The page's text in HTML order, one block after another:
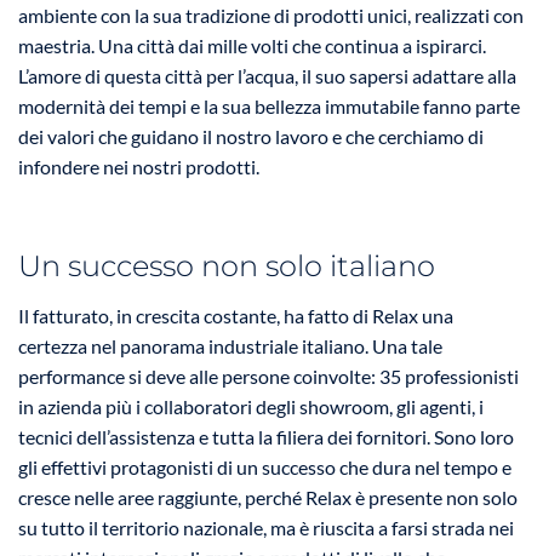
ambiente con la sua tradizione di prodotti unici, realizzati con
maestria. Una città dai mille volti che continua a ispirarci.
L’amore di questa città per l’acqua, il suo sapersi adattare alla
modernità dei tempi e la sua bellezza immutabile fanno parte
dei valori che guidano il nostro lavoro e che cerchiamo di
infondere nei nostri prodotti.
Un successo non solo italiano
Il fatturato, in crescita costante, ha fatto di Relax una
certezza nel panorama industriale italiano. Una tale
performance si deve alle persone coinvolte: 35 professionisti
in azienda più i collaboratori degli showroom, gli agenti, i
tecnici dell’assistenza e tutta la filiera dei fornitori. Sono loro
gli effettivi protagonisti di un successo che dura nel tempo e
cresce nelle aree raggiunte, perché Relax è presente non solo
su tutto il territorio nazionale, ma è riuscita a farsi strada nei